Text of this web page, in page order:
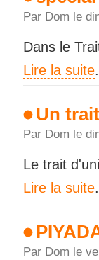
Par Dom le
Dans le
Lire la suite
Un
Par Dom le
Le trait
Lire la suite
Par Dom le